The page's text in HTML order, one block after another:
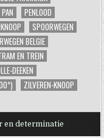
PAN
PENLOOD
SPOORWEGEN
BELGIE
EN TREIN
DEEKEN
ZILVEREN-KNOOP
en determinatie